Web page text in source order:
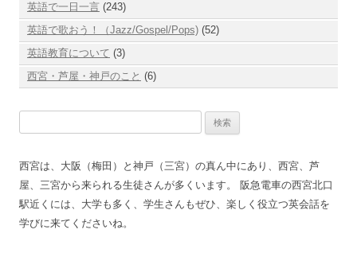
英語で一日一言 (243)
英語で歌おう！（Jazz/Gospel/Pops) (52)
英語教育について (3)
西宮・芦屋・神戸のこと (6)
西宮は、大阪（梅田）と神戸（三宮）の真ん中にあり、西宮、芦
屋、三宮から来られる生徒さんが多くいます。 阪急電車の西宮北口
駅近くには、大学も多く、学生さんもぜひ、楽しく役立つ英会話を
学びに来てくださいね。